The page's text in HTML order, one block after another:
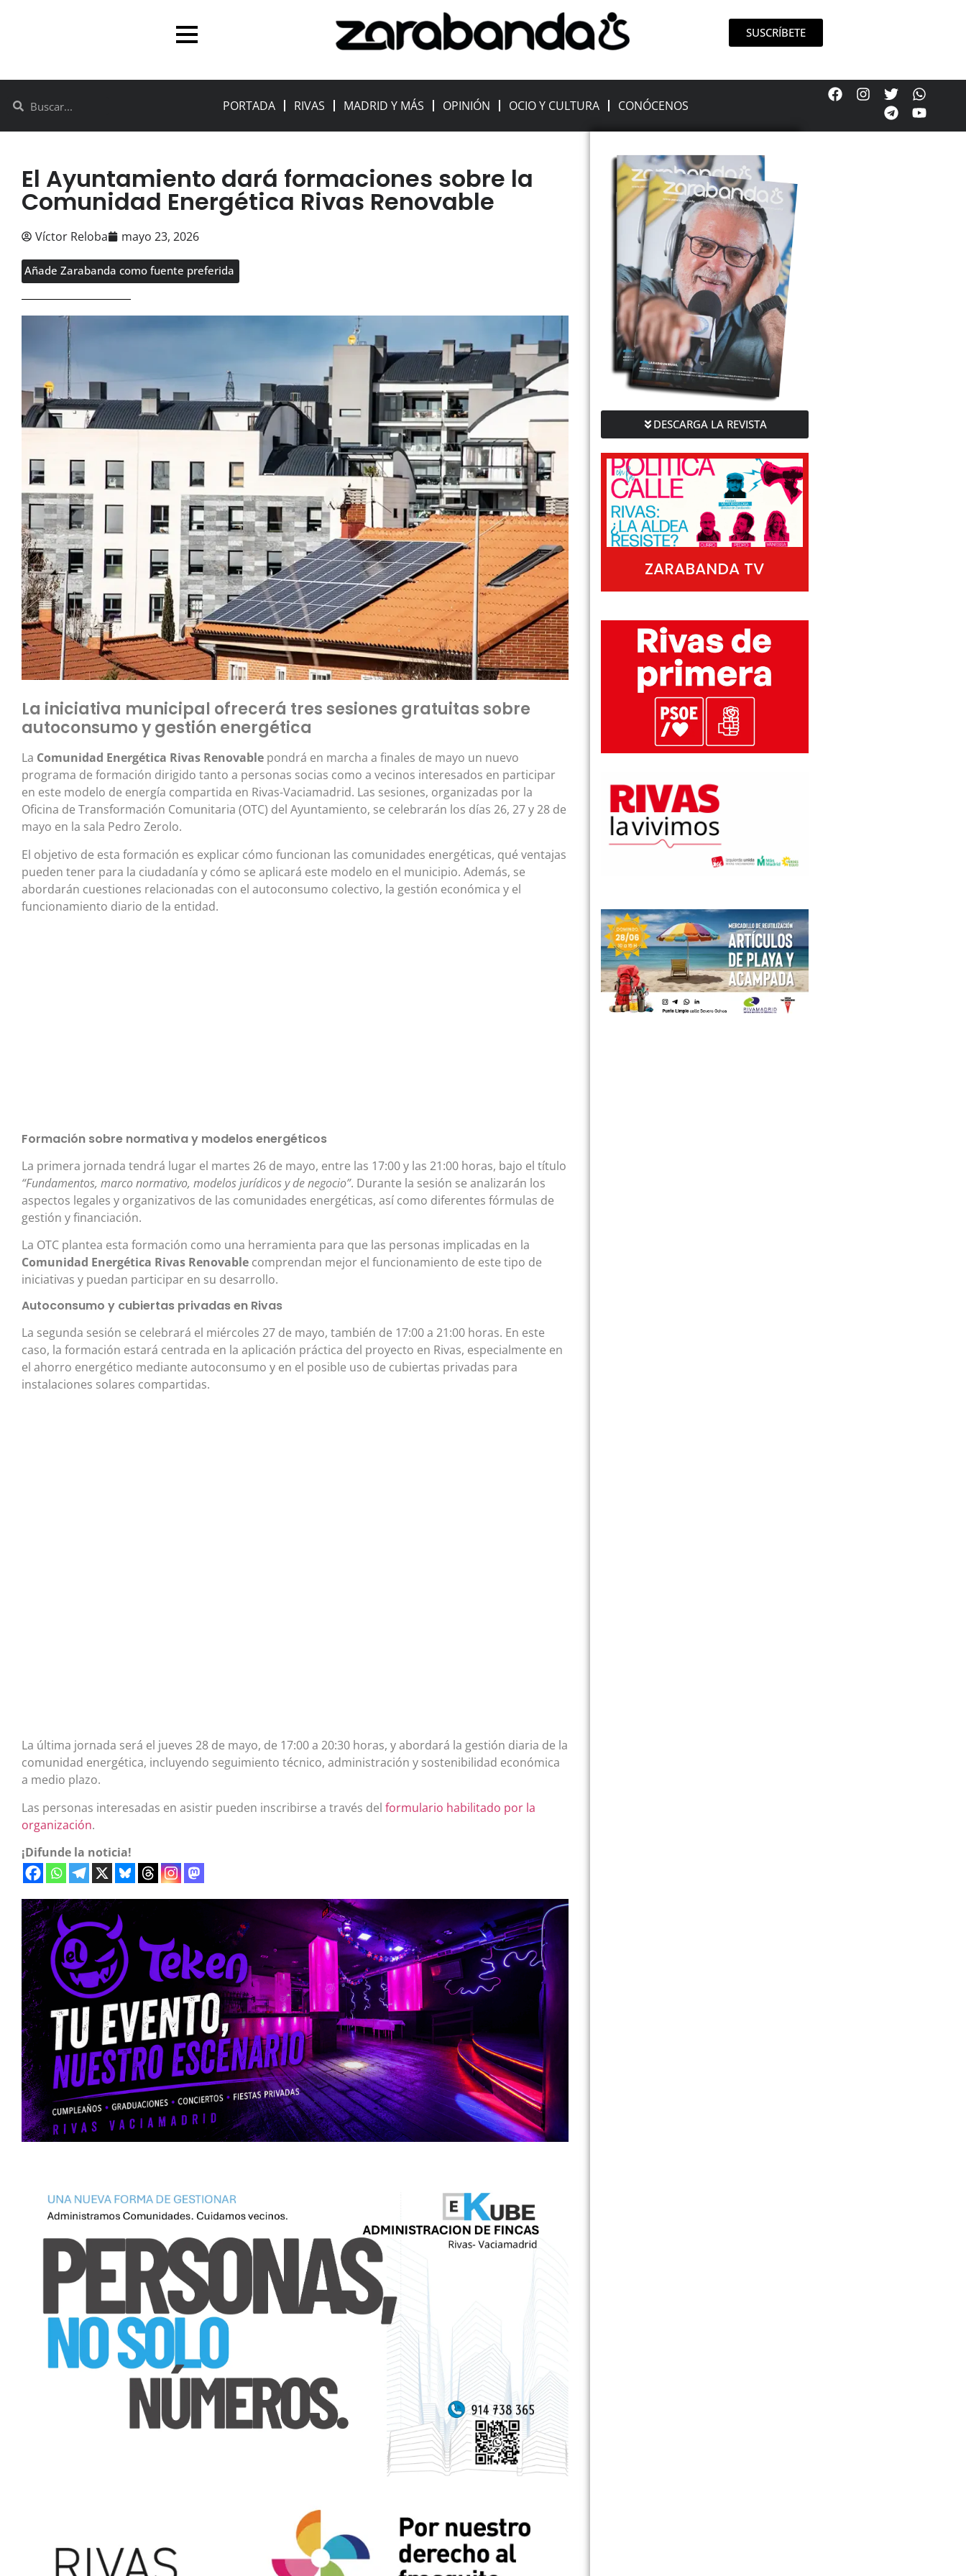
SUSCRÍBETE
PORTADA RIVAS MADRID Y MÁS OPINIÓN OCIO Y CULTURA CONÓCENOS
El Ayuntamiento dará formaciones sobre la
Comunidad Energética Rivas Renovable
Víctor Reloba mayo 23, 2026
Añade Zarabanda como fuente preferida
La iniciativa municipal ofrecerá tres sesiones gratuitas sobre
autoconsumo y gestión energética
La Comunidad Energética Rivas Renovable pondrá en marcha a finales de mayo un nuevo
programa de formación dirigido tanto a personas socias como a vecinos interesados en participar
en este modelo de energía compartida en Rivas-Vaciamadrid. Las sesiones, organizadas por la
Oficina de Transformación Comunitaria (OTC) del Ayuntamiento, se celebrarán los días 26, 27 y 28 de
mayo en la sala Pedro Zerolo.
El objetivo de esta formación es explicar cómo funcionan las comunidades energéticas, qué ventajas
pueden tener para la ciudadanía y cómo se aplicará este modelo en el municipio. Además, se
abordarán cuestiones relacionadas con el autoconsumo colectivo, la gestión económica y el
funcionamiento diario de la entidad.
Formación sobre normativa y modelos energéticos
La primera jornada tendrá lugar el martes 26 de mayo, entre las 17:00 y las 21:00 horas, bajo el título
“Fundamentos, marco normativo, modelos jurídicos y de negocio”. Durante la sesión se analizarán los
aspectos legales y organizativos de las comunidades energéticas, así como diferentes fórmulas de
gestión y financiación.
La OTC plantea esta formación como una herramienta para que las personas implicadas en la
Comunidad Energética Rivas Renovable comprendan mejor el funcionamiento de este tipo de
iniciativas y puedan participar en su desarrollo.
Autoconsumo y cubiertas privadas en Rivas
La segunda sesión se celebrará el miércoles 27 de mayo, también de 17:00 a 21:00 horas. En este
caso, la formación estará centrada en la aplicación práctica del proyecto en Rivas, especialmente en
el ahorro energético mediante autoconsumo y en el posible uso de cubiertas privadas para
instalaciones solares compartidas.
La última jornada será el jueves 28 de mayo, de 17:00 a 20:30 horas, y abordará la gestión diaria de la
comunidad energética, incluyendo seguimiento técnico, administración y sostenibilidad económica
a medio plazo.
Las personas interesadas en asistir pueden inscribirse a través del formulario habilitado por la
organización.
¡Difunde la noticia!
DESCARGA LA REVISTA
ZARABANDA TV